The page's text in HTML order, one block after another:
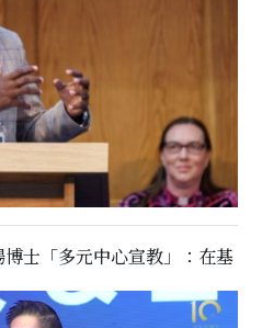
博士「多元中心宣教」：在基